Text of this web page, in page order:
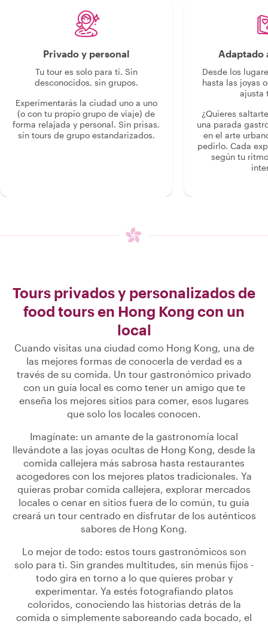
Privado y personal
Tu tour es solo para ti. Sin
desconocidos, sin grupos.
Experimentarás la ciudad uno a uno
(o con tu propio grupo de viaje) de
forma relajada y personal. Sin prisas,
sin tours de grupo estandarizados.
Adaptado
Desde los
hasta las joyas
ajusta
¿Quieres
una parada
en el arte
pedirlo. Cada
según tu
Tours privados y personalizados de
food tours en Hong Kong con un
local
Cuando visitas una ciudad como Hong Kong, una de
las mejores formas de conocerla de verdad es a
través de su comida. Un tour gastronómico privado
con un guía local es como tener un amigo que te
enseña los mejores sitios para comer, esos lugares
que solo los locales conocen.
Imagínate: un amante de la gastronomía local
llevándote a las joyas ocultas de Hong Kong, desde la
comida callejera más sabrosa hasta restaurantes
acogedores con los mejores platos tradicionales. Ya
quieras probar comida callejera, explorar mercados
locales o cenar en sitios fuera de lo común, tu guía
creará un tour centrado en disfrutar de los auténticos
sabores de Hong Kong.
Lo mejor de todo: estos tours gastronómicos son
solo para ti. Sin grandes multitudes, sin menús fijos -
todo gira en torno a lo que quieres probar y
experimentar. Ya estés fotografiando platos
coloridos, conociendo las historias detrás de la
comida o simplemente saboreando cada bocado, el